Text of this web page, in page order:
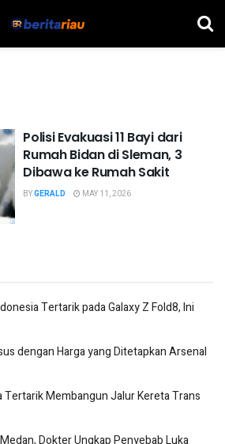
Polisi Evakuasi 11 Bayi dari
Rumah Bidan di Sleman, 3
Dibawa ke Rumah Sakit
BYGERALD MAY 11, 2026
Tertarik pada Galaxy Z Fold8, Ini
dengan Harga yang Ditetapkan Arsenal
Tertarik Membangun Jalur Kereta Trans
Dokter Ungkap Penyebab Luka